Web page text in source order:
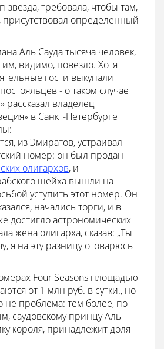
звезда, требовала, чтобы там,
присутствовал определенный
Аль Сауда тысяча человек,
видимо, повезло. Хотя
гости выкупали
- о таком случае
рассказал владелец
в Санкт-Петербурге
из Эмиратов, устраивал
номер: он был продан
олигархов, и
шейха вышли на
уступить этот номер. Он
начались торги, и в
достигло астрономических
жена олигарха, сказав: „Ты
я на эту разницу отоварюсь
Four Seasons площадью
от 1 млн руб. в сутки., но
не проблема: тем более, по
саудовскому принцу Аль-
короля, принадлежит доля